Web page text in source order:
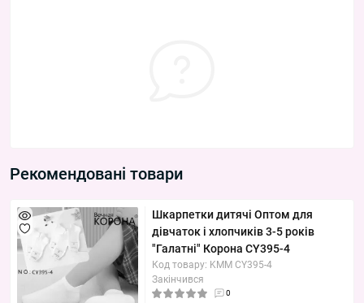
Рекомендовані товари
Шкарпетки дитячі Оптом для
дівчаток і хлопчиків 3-5 років
"Галатні" Корона CY395-4
Код товару: KMM CY395-4
Закінчився
0